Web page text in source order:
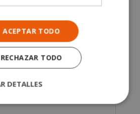
estás interesado (*)
ACEPTAR TODO
RECHAZAR TODO
DETALLES